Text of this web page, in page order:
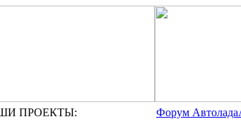
ПРОЕКТЫ: Форум Автолада